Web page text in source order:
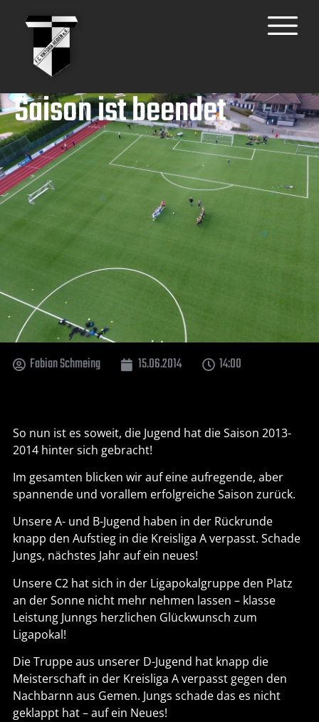
Saison ist beendet
Fabian Schmeing 15.06.2014 14:00
So nun ist es soweit, die Jugend hat die Saison 2013-
2014 hinter sich gebracht!
Im gesamten blicken wir auf eine aufregende, aber
spannende und vorallem erfolgreiche Saison zurück.
Unsere A- und B-Jugend haben in der Rückrunde
knapp den Aufstieg in die Kreisliga A verpasst. Schade
Jungs, nächstes Jahr auf ein neues!
Unsere C2 hat sich in der Ligapokalgruppe den Platz
an der Sonne nicht mehr nehmen lassen – klasse
Leistung Junngs herzlichen Glückwunsch zum
Ligapokal!
Die Truppe aus unserer D-Jugend hat knapp die
Meisterschaft in der Kreisliga A verpasst gegen den
Nachbarnn aus Gemen. Jungs schade das es nicht
geklappt hat – auf ein Neues!